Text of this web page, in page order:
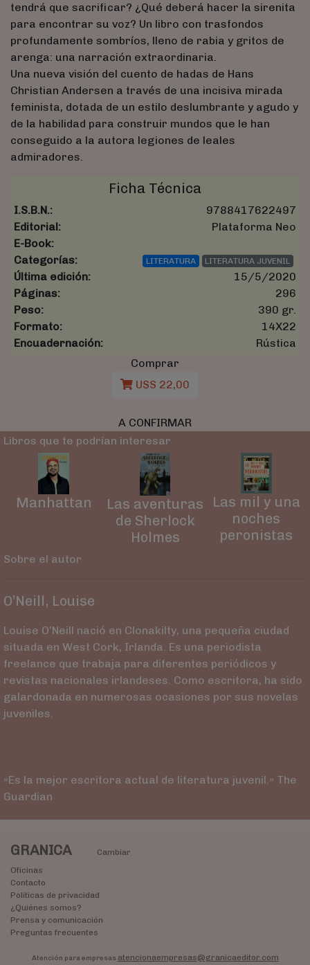
tendrá que sacrificar? ¿Qué deberá hacer la sirenita
para encontrar su voz? Un libro con trasfondos
profundamente sombríos, lleno de rabia y gritos de
arenga: una narración extraordinaria.
Una nueva visión del cuento de hadas de Hans
Christian Andersen a través de una incisiva mirada
feminista, dotada de un estilo deslumbrante y agudo y
de la habilidad para construir mundos que le han
conseguido a la autora legiones de leales
admiradores.
Ficha Técnica
I.S.B.N.:
9788417622497
Editorial:
Plataforma Neo
E-Book:
Categorías:
LITERATURA LITERATURA JUVENIL
Última edición:
15/5/2020
Páginas:
296
Peso:
390 gr.
Formato:
14X22
Encuadernación:
Rústica
Comprar
U$S 22,00
A CONFIRMAR
Libros que te podrían interesar
Manhattan
Las aventuras
de Sherlock
Holmes
Las mil y una
noches
peronistas
Sobre el autor
O’Neill, Louise
Louise O’Neill nació en Clonakilty, una pequeña ciudad
situada en West Cork, Irlanda. Es una periodista
freelance que trabaja para diferentes periódicos y
revistas nacionales irlandeses. Como escritora, ha sido
galardonada en numerosas ocasiones por sus novelas
juveniles.
«Es la mejor escritora actual de literatura juvenil.» The
Guardian
GRANICA
Cambiar
Oficinas
Contacto
Políticas de privacidad
¿Quiénes somos?
Prensa y comunicación
Preguntas frecuentes
Atención para empresas atencionaempresas@granicaeditor.com